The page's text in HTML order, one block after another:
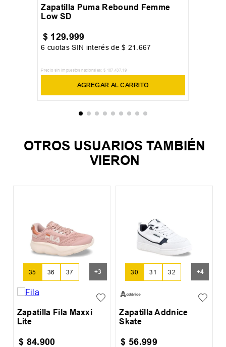
Zapatilla Puma Rebound Femme
Low SD
$ 129.999
6 cuotas SIN interés de$ 21.667
Precio sin impuestos nacionales: $ 107 .437,19
AGREGAR AL CARRITO
OTROS USUARIOS TAMBIÉN
VIERON
35 36 37 +3
Zapatilla Fila Maxxi
Lite
$ 84.900
30 31 32 +4
Zapatilla Addnice
Skate
$ 56.999